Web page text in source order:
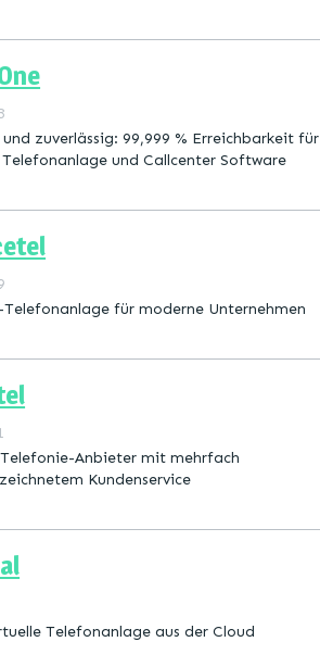
und zuverlässig: 99,999 % Erreichbarkeit für
und Callcenter Software
Telefonanlage für moderne Unternehmen
Anbieter mit mehrfach
Kundenservice
Telefonanlage aus der Cloud